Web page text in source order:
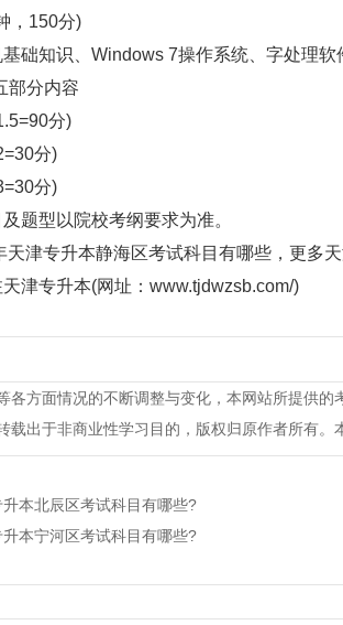
150分)
知识、Windows 7操作系统、字处理软
部分内容
分)
分)
分)
型以院校考纲要求为准。
专升本静海区考试科目有哪些，更多天
津专升本(网址：www.tjdwzsb.com/)
各方面情况的不断调整与变化，本网站所提供
载出于非商业性学习目的，版权归原作者所有
本北辰区考试科目有哪些?
本宁河区考试科目有哪些?